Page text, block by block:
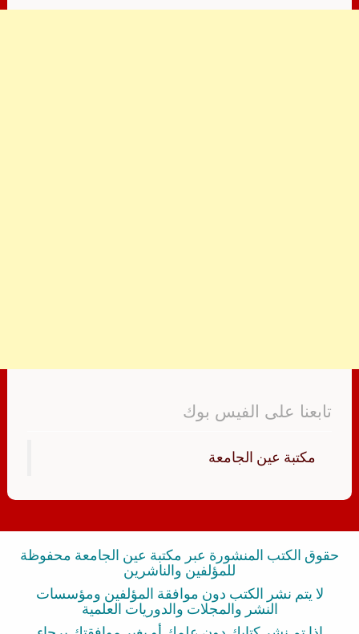
تابعنا على الفيس بوك
‏مكتبة عين الجامعة‏
حقوق الكتب المنشورة عبر مكتبة عين الجامعة محفوظة
للمؤلفين والناشرين
لا يتم نشر الكتب دون موافقة المؤلفين ومؤسسات
النشر والمجلات والدوريات العلمية